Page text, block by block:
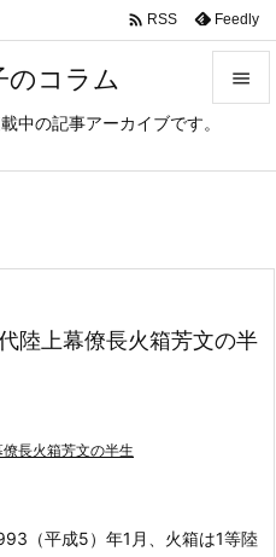
中の記事アーカイブです。

次へ
 RSS Feedly
陸上幕僚長火箱芳文の半
長火箱芳文の半生
（平成5）年1月、火箱は1等陸